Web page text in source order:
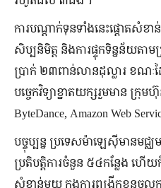
ការបណ្ដាក់ទុនទាំងនេះផ្ដោតសំខាន់
សិប្បនិមិត្ត និងការផ្ទុកទិន្នន័យត
ប្រាក់ ២៣ពាន់លានដុល្លារ ខណ
បច្ចេកវិទ្យាខ្នាតយក្សរួមមាន ក្រុ
ByteDance, Amazon Web
បច្ចុប្បន្ន ប្រទេសម៉ាឡេស៊ីមានម
ប្រតិបត្តិការចំនួន ៥៤កន្លែង ហ
សំខាន់មួយ ក្នុងការពង្រីកខ្លួនចូល